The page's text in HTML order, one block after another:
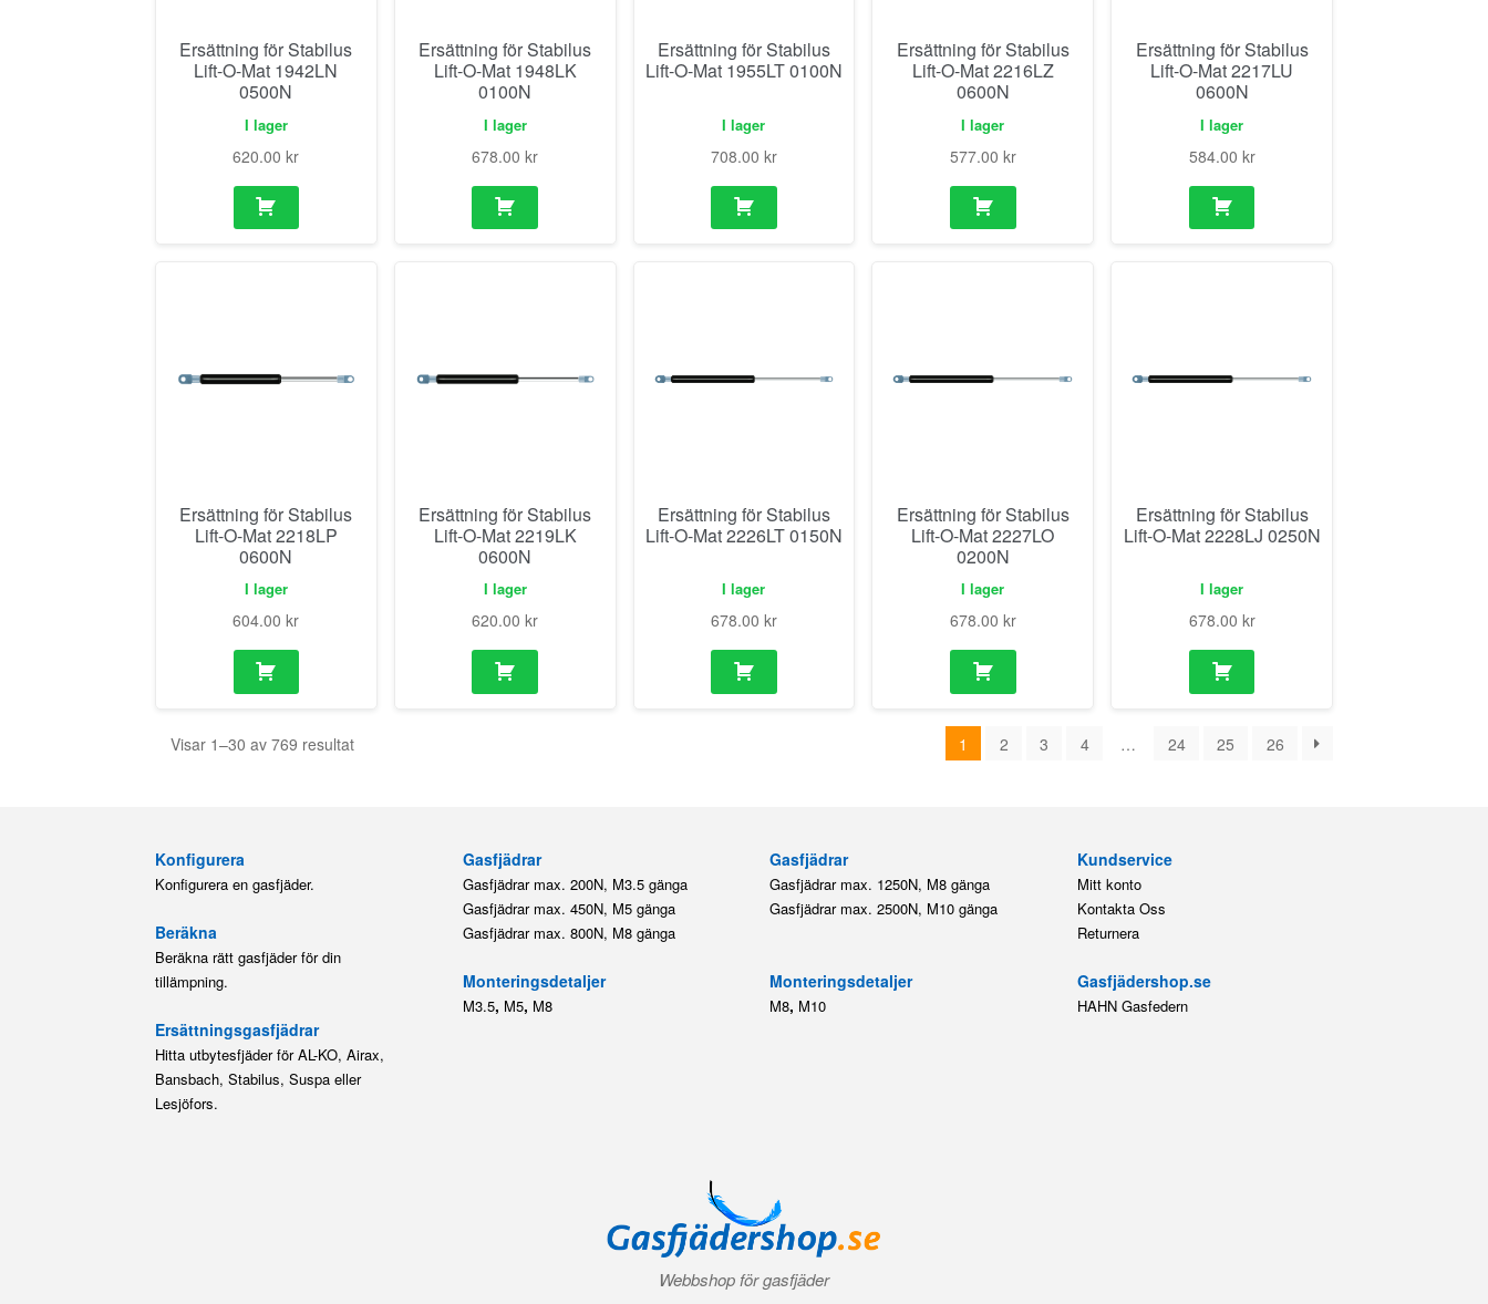
Ersättning för Stabilus
Lift-O-Mat 1942LN
0500N
I lager
620.00kr
Ersättning för Stabilus
Lift-O-Mat 1948LK
0100N
I lager
678.00kr
Ersättning för Stabilus
Lift-O-Mat 1955LT 0100N
I lager
708.00 kr
Ersättning för Stabilus
Lift-O-Mat 2216LZ
0600N
I lager
577.00 kr
Ersättning för Stabilus
Lift-O-Mat 2217LU
0600N
I lager
584.00 kr
Ersättning för Stabilus
Lift-O-Mat 2218LP
0600N
I lager
604.00kr
Ersättning för Stabilus
Lift-O-Mat 2219LK
0600N
I lager
620.00kr
Ersättning för Stabilus
Lift-O-Mat 2226LT 0150N
I lager
678.00 kr
Ersättning för Stabilus
Lift-O-Mat 2227LO
0200N
I lager
678.00 kr
Ersättning för Stabilus
Lift-O-Mat 2228LJ 0250N
I lager
678.00 kr
Visar 1–30 av 769 resultat 1 2 3 4 … 24 25 26
Konfigurera
Konfigurera en gasfjäder.
Beräkna
Beräkna rätt gasfjäder för din
tillämpning.
Ersättningsgasfjädrar
Hitta utbytesfjäder för AL-KO, Airax,
Bansbach, Stabilus, Suspa eller
Lesjöfors.
Gasfjädrar
Gasfjädrar max. 200N, M3.5 gänga
Gasfjädrar max. 450N, M5 gänga
Gasfjädrar max. 800N, M8 gänga
Monteringsdetaljer
M3.5, M5, M8
Gasfjädrar
Gasfjädrar max. 1250N, M8 gänga
Gasfjädrar max. 2500N, M10 gänga
Monteringsdetaljer
M8, M10
Kundservice
Mitt konto
Kontakta Oss
Returnera
Gasfjädershop.se
HAHN Gasfedern
Webbshop för gasfjäder